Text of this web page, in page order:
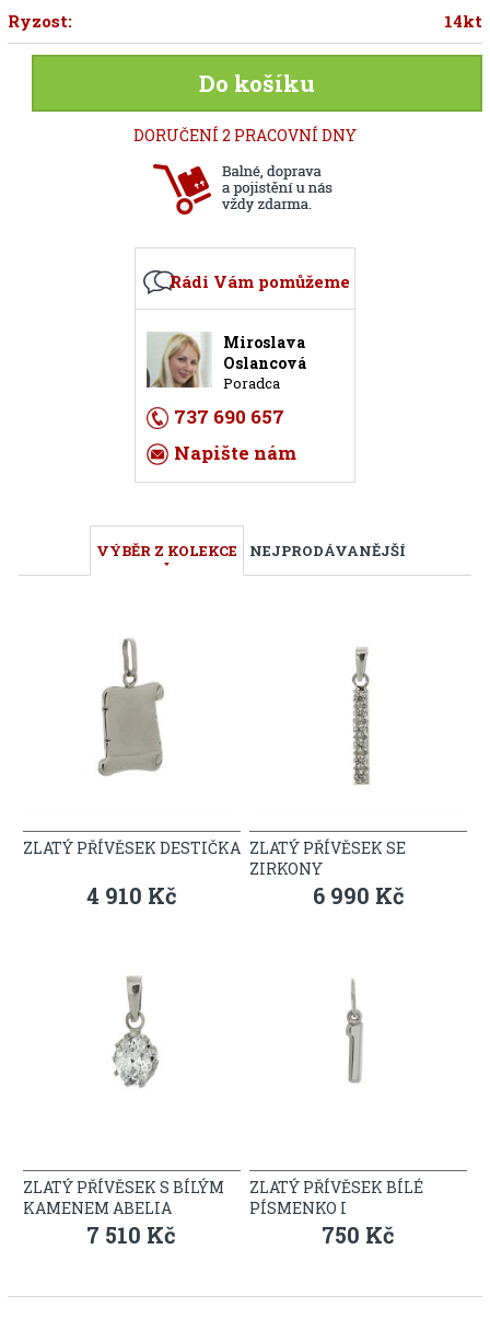
Ryzost: 14kt
Do košíku
DORUČENÍ 2 PRACOVNÍ DNY
Rádi Vám pomůžeme
Miroslava
Oslancová
Poradca
737 690 657
Napište nám
VÝBĚR Z KOLEKCE NEJPRODÁVANĚJŠÍ
ZLATÝ PŘÍVĚSEK DESTIČKA
4 910 Kč
ZLATÝ PŘÍVĚSEK SE
ZIRKONY
6 990 Kč
ZLATÝ PŘÍVĚSEK S BÍLÝM
KAMENEM ABELIA
7 510 Kč
ZLATÝ PŘÍVĚSEK BÍLÉ
PÍSMENKO I
750 Kč